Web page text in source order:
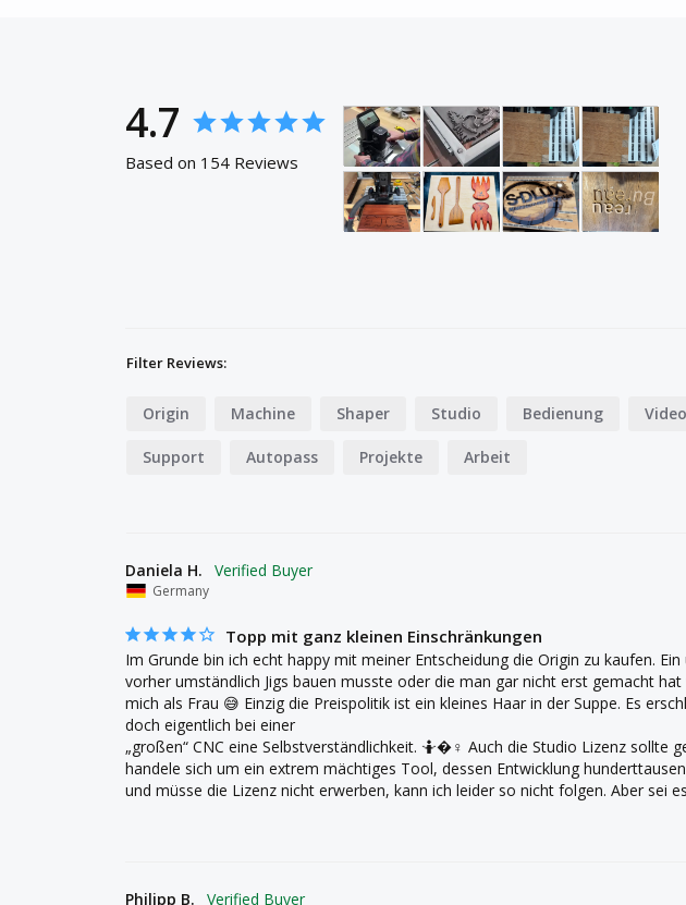
4.7
Based on 154 Reviews
Filter Reviews:
Origin Machine Shaper Studio Bedienung
Support Autopass Projekte Arbeit
Daniela H.
Germany
Topp mit ganz kleinen Einschränkungen
Im Grunde bin ich echt happy mit meiner Entscheidung die Origin zu kaufen.
vorher umständlich Jigs bauen musste oder die man gar nicht erst gemacht
mich als Frau 😅 Einzig die Preispolitik ist ein kleines Haar in der Suppe. Es
doch eigentlich bei einer
„großen“ CNC eine Selbstverständlichkeit. 🤷�‍♀️ Auch die Studio Lizenz sollte
handele sich um ein extrem mächtiges Tool, dessen Entwicklung
und müsse die Lizenz nicht erwerben, kann ich leider so nicht folgen. Aber sei
Philipp B.